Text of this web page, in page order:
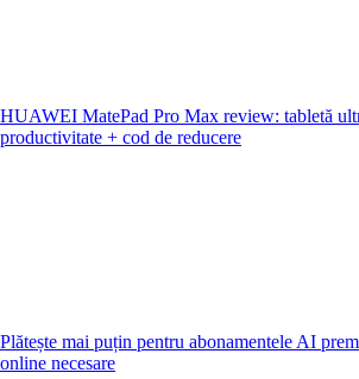
HUAWEI MatePad Pro Max review: tabletă
productivitate + cod de reducere
Plătește mai puțin pentru abonamentele AI
online necesare